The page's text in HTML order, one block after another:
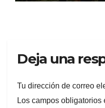
Deja una
Tu dirección de correo
Los campos obligatorios